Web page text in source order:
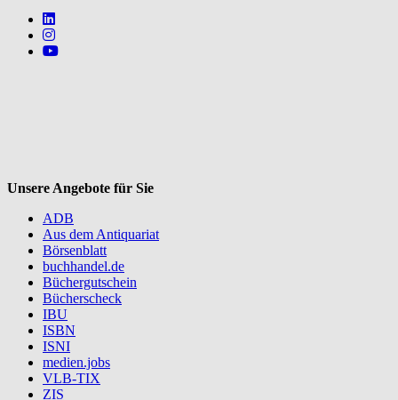
Follow us on https://www.linkedin.com/company/mvbbooks
Follow us on https://www.instagram.com/lifeatmvb/
Follow us on https://www.youtube.com/@mvbbooks
Unsere Angebote für Sie
ADB
Aus dem Antiquariat
Börsenblatt
buchhandel.de
Büchergutschein
Bücherscheck
IBU
ISBN
ISNI
medien.jobs
VLB-TIX
ZIS